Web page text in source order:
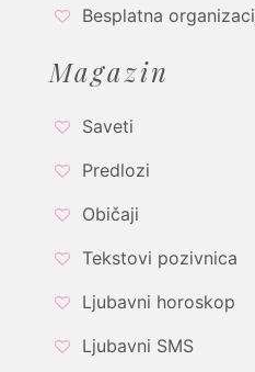
Besplatna
Magazin
Saveti
Predlozi
Običaji
Tekstovi pozivnica
Ljubavni horoskop
Ljubavni SMS